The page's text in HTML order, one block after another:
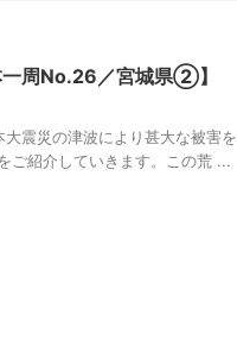
一周No.26／宮城県②】
大震災の津波により甚大な被害を
ご紹介していきます。この荒 ...